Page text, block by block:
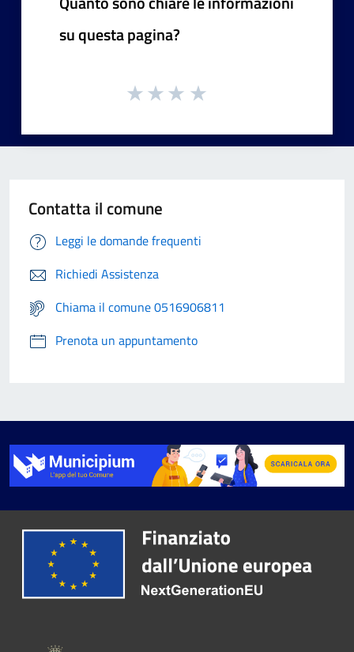
su questa pagina?
Contatta il comune
Leggi le domande frequenti
Richiedi Assistenza
Chiama il comune 0516906811
Prenota un appuntamento